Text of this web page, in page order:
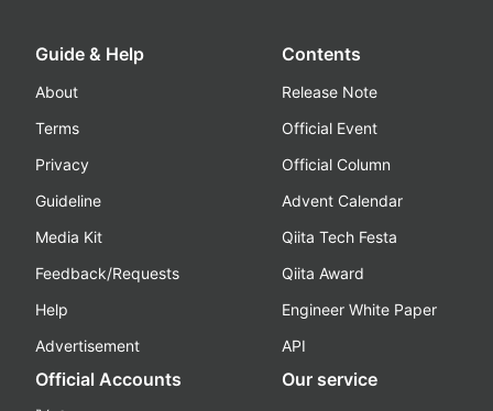
Guide & Help
About
Terms
Privacy
Guideline
Media Kit
Feedback/Requests
Help
Advertisement
Contents
Release Note
Official Event
Official Column
Advent Calendar
Qiita Tech Festa
Qiita Award
Engineer White Paper
API
Official Accounts Our service